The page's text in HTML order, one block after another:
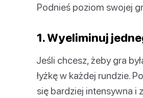
Podnieś poziom swojej
1. Wyeliminuj
Jeśli chcesz, żeby gra
łyżkę w każdej rundzie.
się bardziej intensywna i